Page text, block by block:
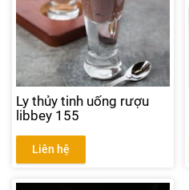
Ly thủy tinh uống rượu
libbey 155
Liên hệ